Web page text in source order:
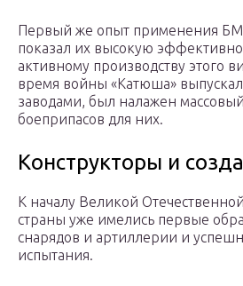
Первый же опыт применения
показал их высокую
активному производству этого
время войны «Катюша»
заводами, был налажен
боеприпасов для них.
Конструкторы и
К началу Великой
страны уже имелись первые
снарядов и артиллерии и
испытания.